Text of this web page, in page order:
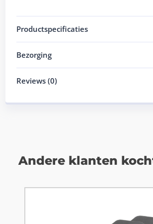
Productspecificaties
Bezorging
Reviews (0)
Andere klanten